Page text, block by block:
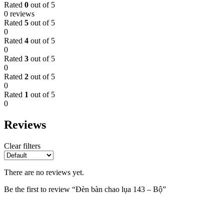
Rated 0 out of 5
0 reviews
Rated 5 out of 5
0
Rated 4 out of 5
0
Rated 3 out of 5
0
Rated 2 out of 5
0
Rated 1 out of 5
0
Reviews
Clear filters
There are no reviews yet.
Be the first to review “Đèn bàn chao lụa 143 – Bộ”